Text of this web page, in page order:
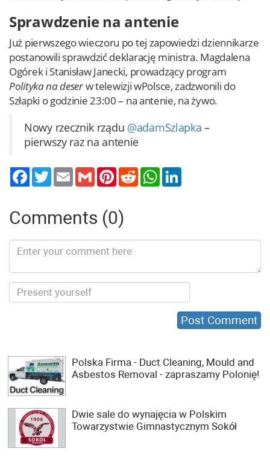
Sprawdzenie na antenie
Już pierwszego wieczoru po tej zapowiedzi dziennikarze
postanowili sprawdzić deklarację ministra. Magdalena
Ogórek i Stanisław Janecki, prowadzący program
Polityka na deserw telewizji wPolsce, zadzwonili do
Szłapki o godzinie 23:00 – na antenie, na żywo.
Nowy rzecznik rządu @adamSzlapka –
pierwszy raz na antenie
TwitterEmail Gmail PinterestReddit WhatsApp
Comments (0)
Polska Firma - Duct Cleaning, Mould and
Asbestos Removal - zapraszamy Polonię!
Dwie sale do wynajęcia w Polskim
Towarzystwie Gimnastycznym Sokół